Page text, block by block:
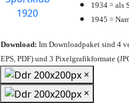
1934 = als
1945 =
Download: Im Downloadpaket sind 4
EPS, PDF) und 3 Pixelgrafikformate
×
×